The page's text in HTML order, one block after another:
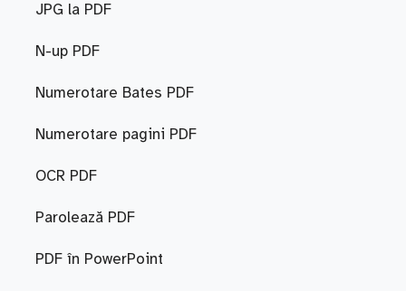
JPG la PDF
N-up PDF
Numerotare Bates PDF
Numerotare pagini PDF
OCR PDF
Parolează PDF
PDF în PowerPoint